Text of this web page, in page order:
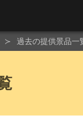
過去の提供景品一